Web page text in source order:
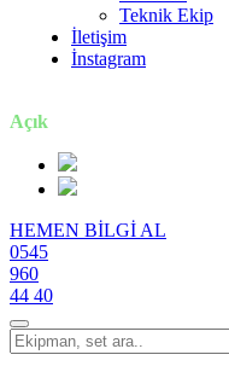
Teknik Ekip
İletişim
İnstagram
Açık
HEMEN BİLGİ AL
0545
960
44 40